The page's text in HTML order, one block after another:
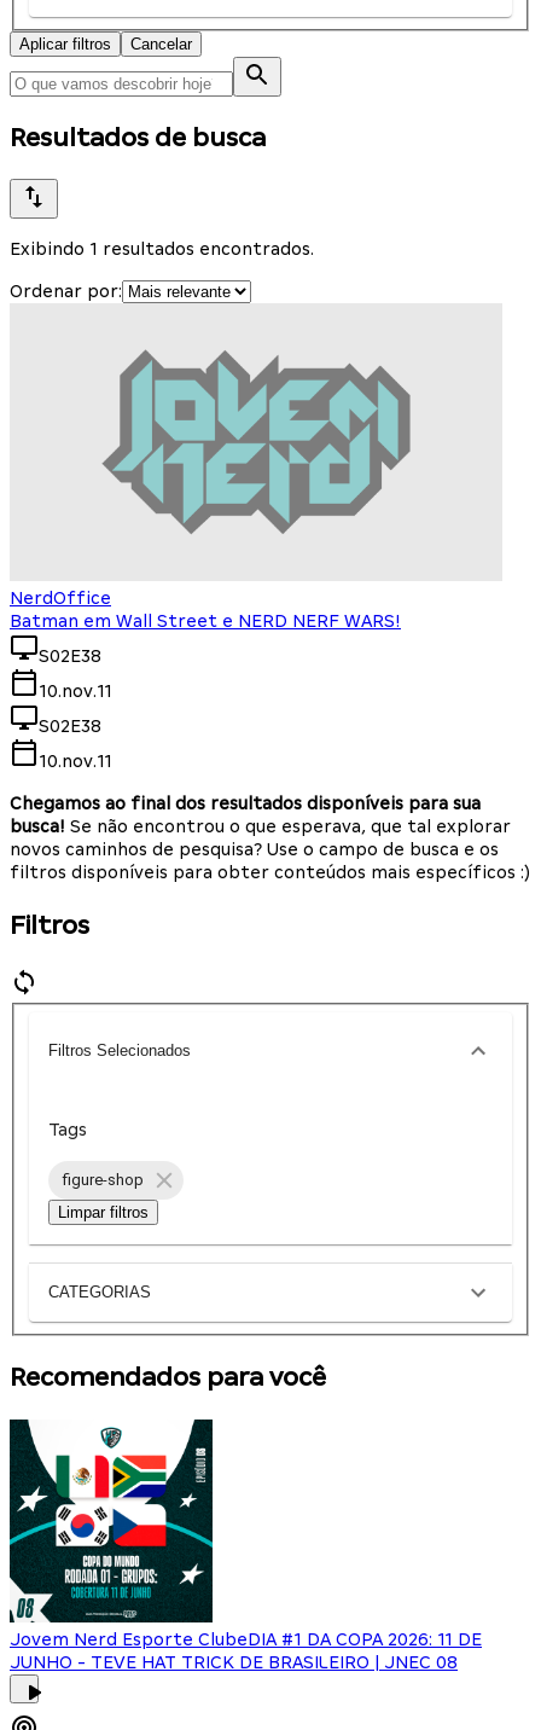
Aplicar filtros Cancelar
Resultados de busca
Exibindo 1 resultados encontrados.
Ordenar por:
NerdOffice
Batman em Wall Street e NERD NERF WARS!
S02E38
10.nov.11
S02E38
10.nov.11
Chegamos ao final dos resultados disponíveis para sua
busca! Se não encontrou o que esperava, que tal explorar
novos caminhos de pesquisa? Use o campo de busca e os
filtros disponíveis para obter conteúdos mais específicos :)
Filtros
Filtros Selecionados
Tags
figure-shop
Limpar filtros
CATEGORIAS
Recomendados para você
Jovem Nerd Esporte ClubeDIA #1 DA COPA 2026: 11 DE
JUNHO - TEVE HAT TRICK DE BRASILEIRO | JNEC 08